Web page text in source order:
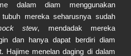
dalam diam menggunakan
mereka seharusnya sudah
stew, mendadak mereka
dan hanya dapat berdiri diam
Hajime menelan daging di dalam